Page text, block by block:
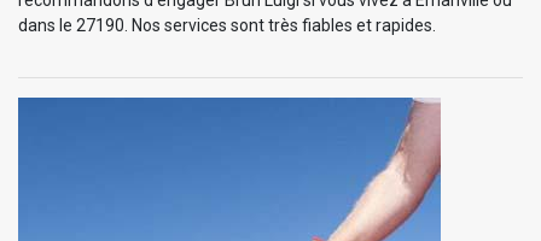
dans le 27190. Nos services sont très fiables et rapides.